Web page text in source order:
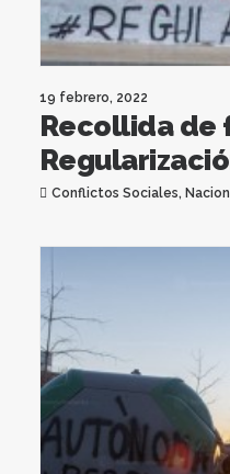
19 febrero, 2022
Recollida de
Conflictos Sociales,